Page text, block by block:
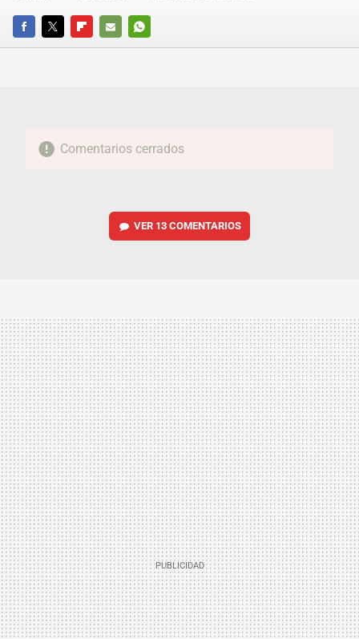
FACEBOOKTWITTERFLIPBOARD
E-
WHATSAPP
Comentarios cerrados
VER 13 COMENTARIOS